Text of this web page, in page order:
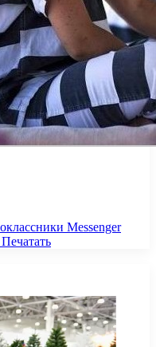
Messenger
Печатать